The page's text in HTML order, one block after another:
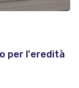
per l'eredità